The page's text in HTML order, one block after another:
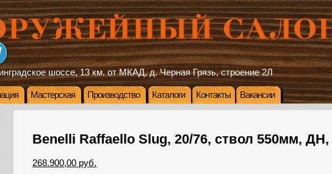
шоссе, 13 км. от МКАД, д. Черная Грязь, строение 2Л
Мастерская Производство Каталоги Контакты Вакансии
Benelli Raffaello Slug, 20/76, ствол 550мм, ДН,
268.900,00 руб.